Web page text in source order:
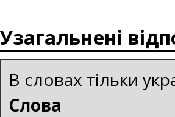
Узагальнені
В словах тільки
Слова